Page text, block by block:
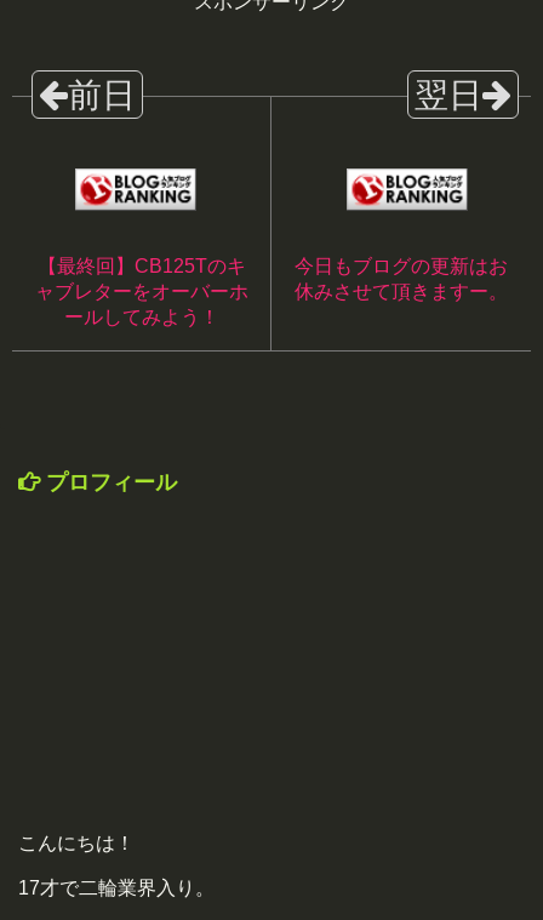
【最終回】CB125Tのキ
ャブレターをオーバーホ
ールしてみよう！
今日もブログの更新はお
休みさせて頂きますー。
プロフィール
こんにちは！
17才で二輪業界入り。